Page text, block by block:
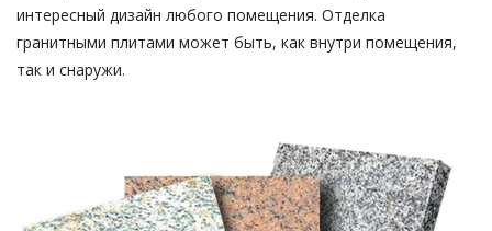
интересный дизайн любого помещения. Отделка
гранитными плитами может быть, как внутри помещения,
так и снаружи.